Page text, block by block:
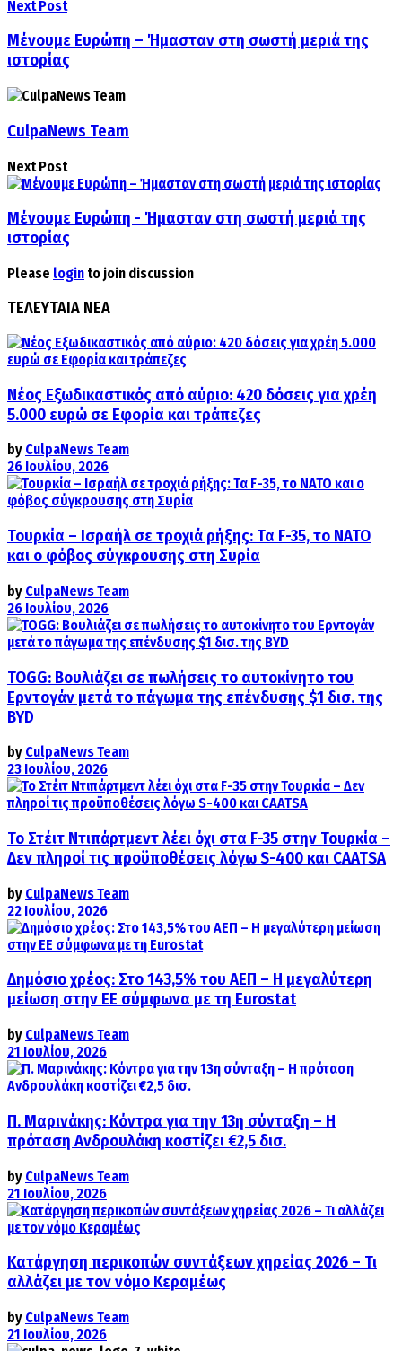
Next Post
Μένουμε Ευρώπη – Ήμασταν στη σωστή μεριά της
ιστορίας
CulpaNews Team
Next Post
Μένουμε Ευρώπη - Ήμασταν στη σωστή μεριά της
ιστορίας
Please login to join discussion
ΤΕΛΕΥΤΑΙΑ ΝΕΑ
Νέος Εξωδικαστικός από αύριο: 420 δόσεις για χρέη
5.000 ευρώ σε Εφορία και τράπεζες
by CulpaNews Team
26 Ιουλίου, 2026
Τουρκία – Ισραήλ σε τροχιά ρήξης: Τα F-35, το ΝΑΤΟ
και ο φόβος σύγκρουσης στη Συρία
by CulpaNews Team
26 Ιουλίου, 2026
TOGG: Βουλιάζει σε πωλήσεις το αυτοκίνητο του
Ερντογάν μετά το πάγωμα της επένδυσης $1 δισ. της
BYD
by CulpaNews Team
23 Ιουλίου, 2026
Το Στέιτ Ντιπάρτμεντ λέει όχι στα F-35 στην Τουρκία –
Δεν πληροί τις προϋποθέσεις λόγω S-400 και CAATSA
by CulpaNews Team
22 Ιουλίου, 2026
Δημόσιο χρέος: Στο 143,5% του ΑΕΠ – Η μεγαλύτερη
μείωση στην ΕΕ σύμφωνα με τη Eurostat
by CulpaNews Team
21 Ιουλίου, 2026
Π. Μαρινάκης: Κόντρα για την 13η σύνταξη – Η
πρόταση Ανδρουλάκη κοστίζει €2,5 δισ.
by CulpaNews Team
21 Ιουλίου, 2026
Κατάργηση περικοπών συντάξεων χηρείας 2026 – Τι
αλλάζει με τον νόμο Κεραμέως
by CulpaNews Team
21 Ιουλίου, 2026